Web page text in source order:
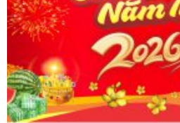
Sôi nổi các hoạt động chào đón Tết
13/02/2026